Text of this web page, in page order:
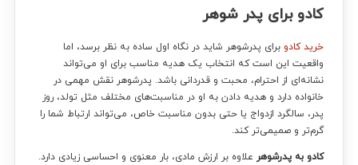
کادو برای پدر شوهر
خرید کادو برای پدرشوهر شاید در نگاه اول ساده به نظر برسد، اما
واقعیت این است که انتخاب یک هدیه مناسب برای او می‌تواند
نشانه‌ای از احترام، محبت و قدردانی باشد. پدرشوهر نقش مهمی در
خانواده دارد و هدیه دادن به او در مناسبت‌های مختلف مثل تولد، روز
پدر، سالگرد ازدواج یا حتی بدون مناسبت خاص، می‌تواند ارتباط شما را
گرم‌تر و صمیمی‌تر کند.
کادو به پدرشوهرعلاوه بر ارزش مادی، بار معنوی و احساسی زیادی دارد.